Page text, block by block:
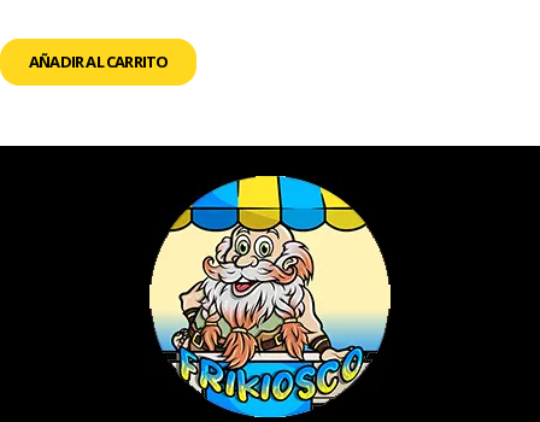
AÑADIR AL CARRITO